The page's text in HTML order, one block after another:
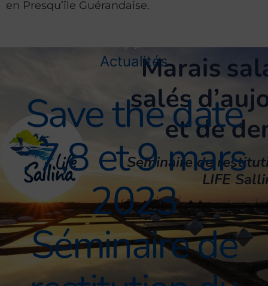
en Presqu’île Guérandaise.
Actualités
Save the date
: 7,8 et 9 mars
2023
Séminaire de